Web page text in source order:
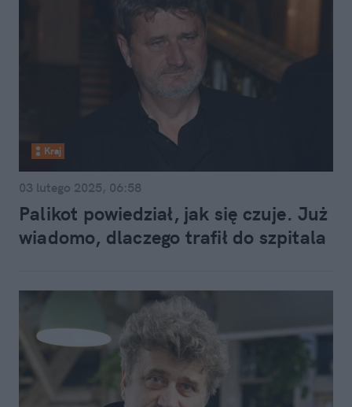
Kraj
03 lutego 2025, 06:58
Palikot powiedział, jak się czuje. Już
wiadomo, dlaczego trafił do szpitala